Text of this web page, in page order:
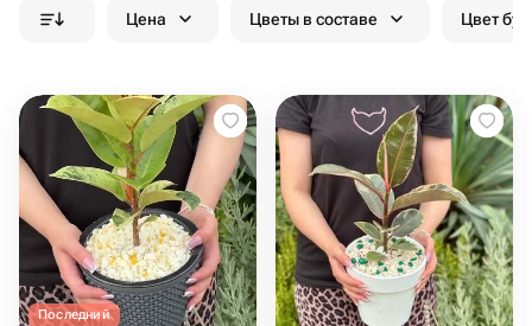
Цена Цветы в составе Цвет
Последний